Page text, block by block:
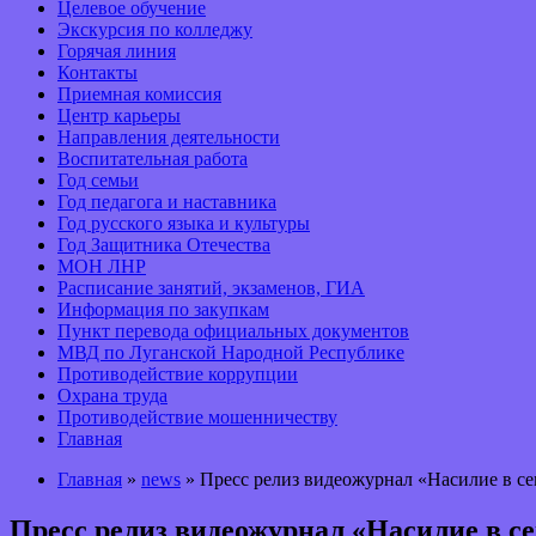
Целевое обучение
Экскурсия по колледжу
Горячая линия
Контакты
Приемная комиссия
Центр карьеры
Направления деятельности
Воспитательная работа
Год семьи
Год педагога и наставника
Год русского языка и культуры
Год Защитника Отечества
МОН ЛНР
Расписание занятий, экзаменов, ГИА
Информация по закупкам
Пункт перевода официальных документов
МВД по Луганской Народной Республике
Противодействие коррупции
Охрана труда
Противодействие мошенничеству
Главная
Главная » news » Пресс релиз видеожурнал «Насилие в